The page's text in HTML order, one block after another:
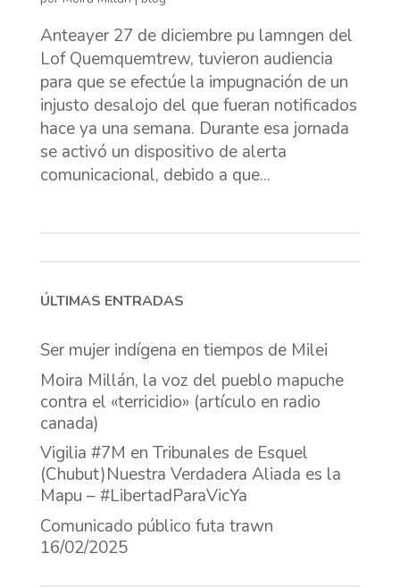
Anteayer 27 de diciembre pu lamngen del
Lof Quemquemtrew, tuvieron audiencia
para que se efectúe la impugnación de un
injusto desalojo del que fueran notificados
hace ya una semana. Durante esa jornada
se activó un dispositivo de alerta
comunicacional, debido a que...
ÚLTIMAS ENTRADAS
Ser mujer indígena en tiempos de Milei
Moira Millán, la voz del pueblo mapuche
contra el «terricidio» (artículo en radio
canada)
Vigilia #7M en Tribunales de Esquel
(Chubut)Nuestra Verdadera Aliada es la
Mapu – #LibertadParaVicYa
Comunicado público futa trawn
16/02/2025